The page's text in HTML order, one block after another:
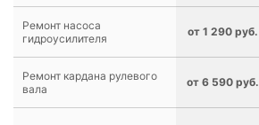
Ремонт насоса
гидроусилителя
от 1 290 руб.
Ремонт кардана рулевого
вала
от 6 590 руб.